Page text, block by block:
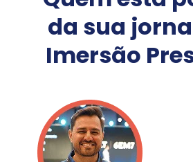
da sua
Imersão